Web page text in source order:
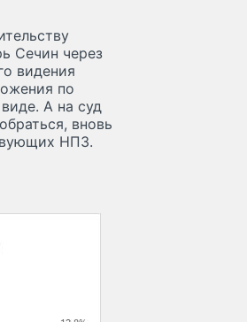
Сечин через
видения
по
А на суд
вновь
НПЗ.